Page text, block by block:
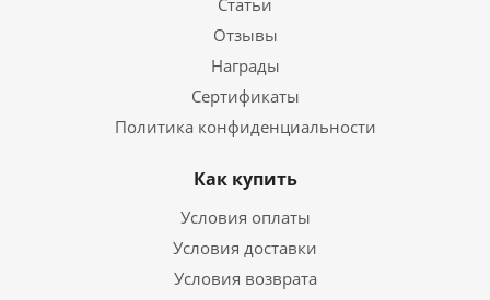
Статьи
Отзывы
Награды
Сертификаты
Политика конфиденциальности
Как купить
Условия оплаты
Условия доставки
Условия возврата